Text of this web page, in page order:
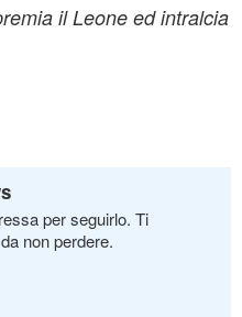
il Leone ed intralcia
per seguirlo. Ti
non perdere.